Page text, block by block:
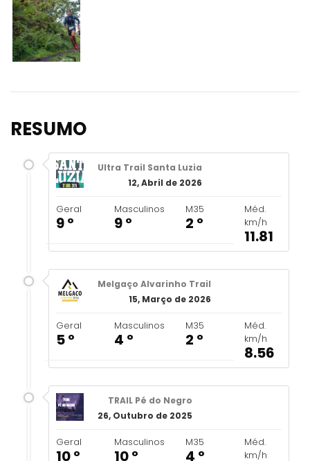
RESUMO
Ultra Trail Santa Luzia
12, Abril de 2026
Geral
9 º
Masculinos
9 º
M35
2 º
Méd.
km/h
11.81
Melgaço Alvarinho Trail
15, Março de 2026
Geral
5 º
Masculinos
4 º
M35
2 º
Méd.
km/h
8.56
TRAIL Pé do Negro
26, Outubro de 2025
Geral
10 º
Masculinos
10 º
M35
4 º
Méd.
km/h